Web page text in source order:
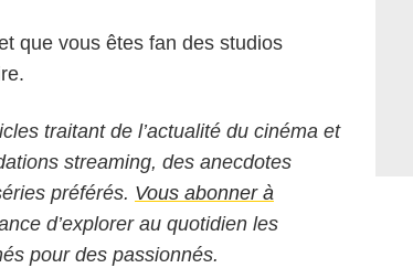
que vous êtes fan des studios
traitant de l’actualité du cinéma et
streaming, des anecdotes
préférés. Vous abonner à
d’explorer au quotidien les
pour des passionnés.